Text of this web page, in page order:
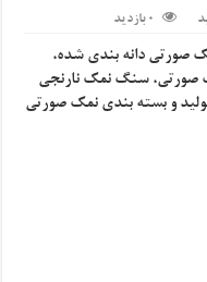
0 بازدید
صورتی دانه بندی شده،
صورتی، سنگ نمک نارنجی
و بسته بندی نمک صورتی